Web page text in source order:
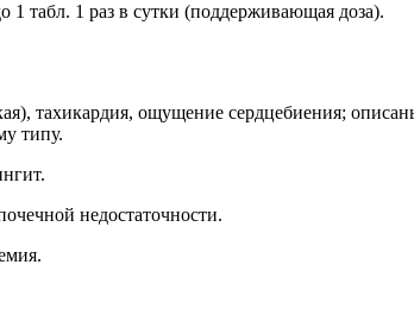
табл. 1 раз в сутки (поддерживающая доза).
тахикардия, ощущение сердцебиения;
типу.
недостаточности.